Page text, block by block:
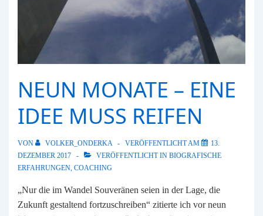
NEUN MONATE – EINE
IDEE MUSS REIFEN
VON VOLKER_ONDERKA VERÖFFENTLICHT AM
13.
DEZEMBER 2017
VERÖFFENTLICHT IN BIOGRAFISCHE
ERFAHRUNGEN, COACHING
„Nur die im Wandel Souveränen seien in der Lage, die
Zukunft gestaltend fortzuschreiben“ zitierte ich vor neun